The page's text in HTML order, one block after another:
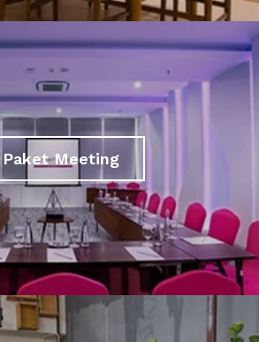
Paket Meeting